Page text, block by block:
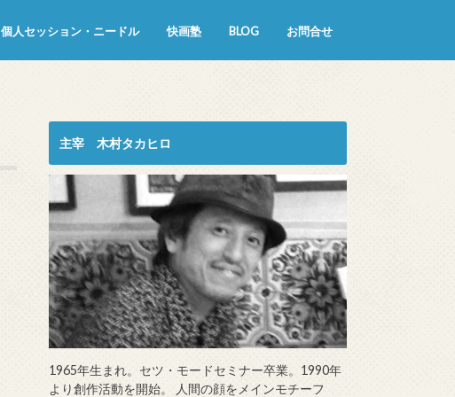
個人セッション・ニードル 快画塾 BLOG お問合せ
主宰 木村タカヒロ
1965年生まれ。セツ・モードセミナー卒業。1990年
より創作活動を開始。 人間の顔をメインモチーフ